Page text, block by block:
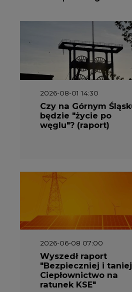
2026-08-01 14:30
Czy na Górnym Śląsku
będzie "życie po
węglu"? (raport)
2026-06-08 07:00
Wyszedł raport
"Bezpieczniej i taniej.
Ciepłownictwo na
ratunek KSE"